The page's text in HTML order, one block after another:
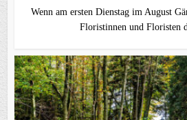
Wenn am ersten Dienstag im August
Floristinnen und Floristen